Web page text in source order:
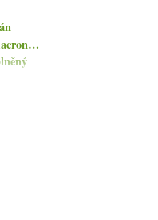
víno, tramínový...
ryzlinkem
Bianco